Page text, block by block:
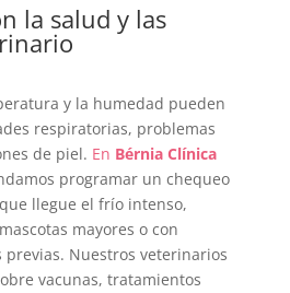
la salud y las
y la humedad pueden
respiratorias, problemas
de piel. En Bérnia Clínica
programar un chequeo
llegue el frío intenso,
mayores o con
previas. Nuestros veterinarios
vacunas, tratamientos